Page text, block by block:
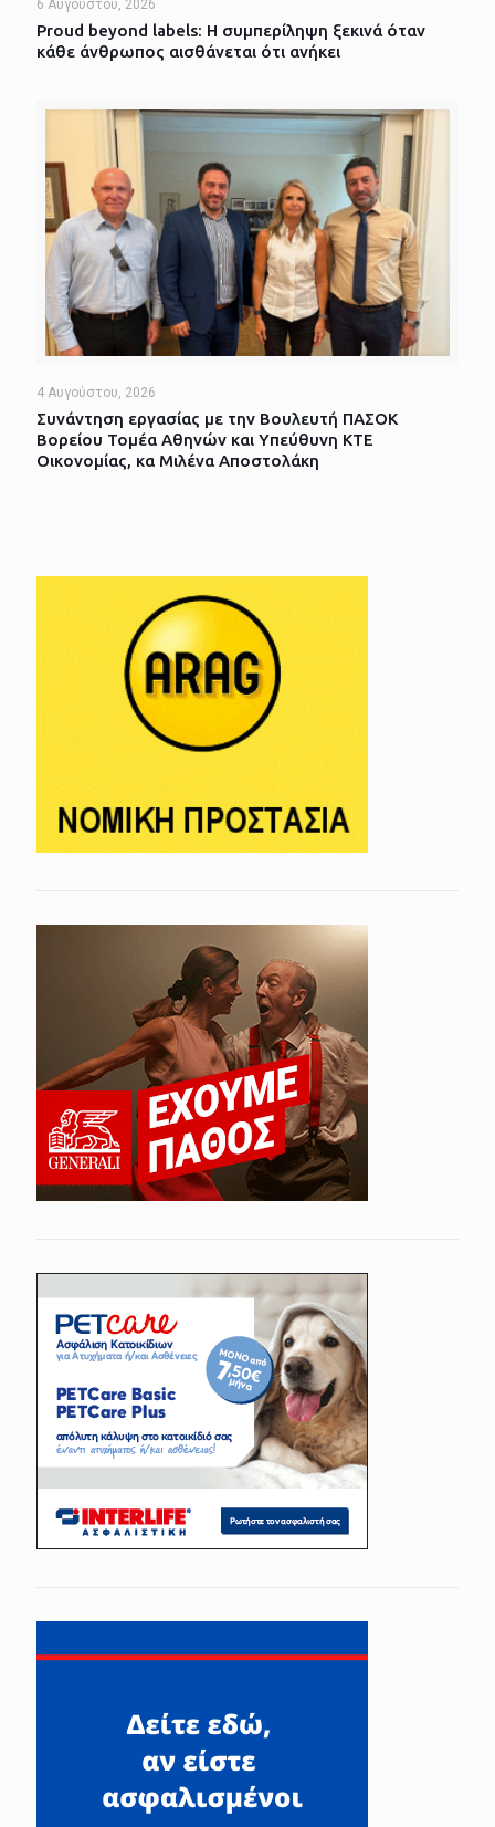
6 Αυγούστου, 2026
Proud beyond labels: Η συμπερίληψη ξεκινά όταν
κάθε άνθρωπος αισθάνεται ότι ανήκει
4 Αυγούστου, 2026
Συνάντηση εργασίας με την Βουλευτή ΠΑΣΟΚ
Βορείου Τομέα Αθηνών και Υπεύθυνη ΚΤΕ
Οικονομίας, κα Μιλένα Αποστολάκη